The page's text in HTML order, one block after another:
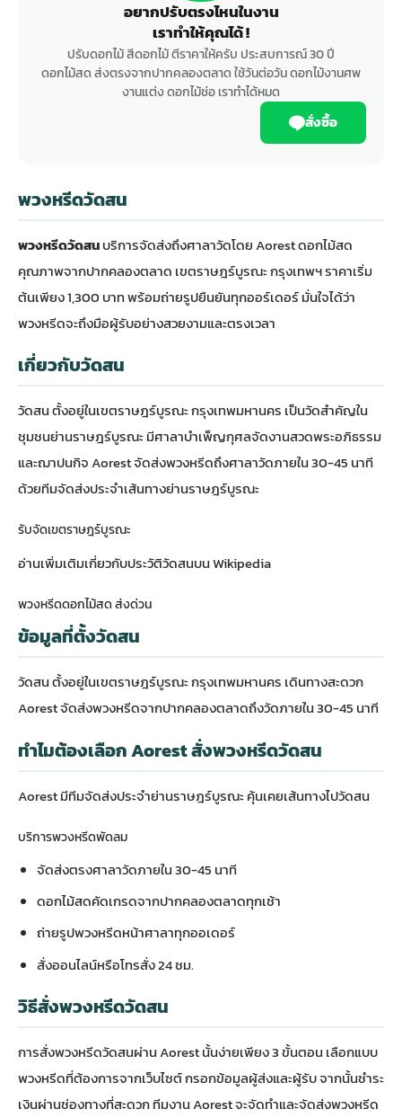
อยากปรับตรงไหนในงาน
เราทำให้คุณได้ !
ปรับดอกไม้ สีดอกไม้ ตีราคาให้ครับ ประสบการณ์ 30 ปี
ดอกไม้สด ส่งตรงจากปากคลองตลาด ใช้วันต่อวัน ดอกไม้งานศพ
งานแต่ง ดอกไม้ช่อ เราทำได้หมด
สั่งซื้อ
พวงหรีดวัดสน
พวงหรีดวัดสนบริการจัดส่งถึงศาลาวัดโดย Aorest ดอกไม้สด
คุณภาพจากปากคลองตลาด เขตราษฎร์บูรณะ กรุงเทพฯ ราคาเริ่ม
ต้นเพียง 1,300 บาท พร้อมถ่ายรูปยืนยันทุกออร์เดอร์ มั่นใจได้ว่า
พวงหรีดจะถึงมือผู้รับอย่างสวยงามและตรงเวลา
เกี่ยวกับวัดสน
วัดสน ตั้งอยู่ในเขตราษฎร์บูรณะ กรุงเทพมหานคร เป็นวัดสำคัญใน
ชุมชนย่านราษฎร์บูรณะ มีศาลาบำเพ็ญกุศลจัดงานสวดพระอภิธรรม
และฌาปนกิจ Aorest จัดส่งพวงหรีดถึงศาลาวัดภายใน 30-45 นาที
ด้วยทีมจัดส่งประจำเส้นทางย่านราษฎร์บูรณะ
รับจัดเขตราษฎร์บูรณะ
อ่านเพิ่มเติมเกี่ยวกับประวัติวัดสนบน Wikipedia
พวงหรีดดอกไม้สด ส่งด่วน
ข้อมูลที่ตั้งวัดสน
วัดสน ตั้งอยู่ในเขตราษฎร์บูรณะ กรุงเทพมหานคร เดินทางสะดวก
Aorest จัดส่งพวงหรีดจากปากคลองตลาดถึงวัดภายใน 30-45 นาที
ทำไมต้องเลือก Aorest สั่งพวงหรีดวัดสน
Aorest มีทีมจัดส่งประจำย่านราษฎร์บูรณะ คุ้นเคยเส้นทางไปวัดสน
บริการพวงหรีดพัดลม
จัดส่งตรงศาลาวัดภายใน 30-45 นาที
ดอกไม้สดคัดเกรดจากปากคลองตลาดทุกเช้า
ถ่ายรูปพวงหรีดหน้าศาลาทุกออเดอร์
สั่งออนไลน์หรือโทรสั่ง 24 ชม.
วิธีสั่งพวงหรีดวัดสน
การสั่งพวงหรีดวัดสนผ่าน Aorest นั้นง่ายเพียง 3 ขั้นตอน เลือกแบบ
พวงหรีดที่ต้องการจากเว็บไซต์ กรอกข้อมูลผู้ส่งและผู้รับ จากนั้นชำระ
เงินผ่านช่องทางที่สะดวก ทีมงาน Aorest จะจัดทำและจัดส่งพวงหรีด